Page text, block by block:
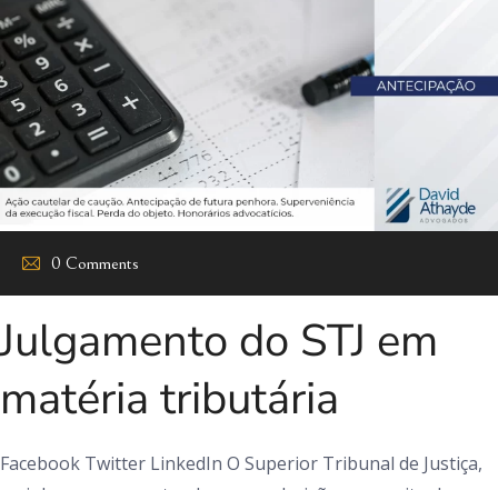
0 Comments
Julgamento do STJ em
matéria tributária
Facebook Twitter LinkedIn O Superior Tribunal de Justiça,